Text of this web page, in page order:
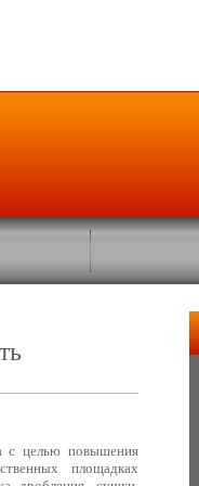
с целью повышения
площадках